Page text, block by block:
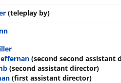
(teleplay by)
(second second assistant
(second assistant director)
(first assistant director)